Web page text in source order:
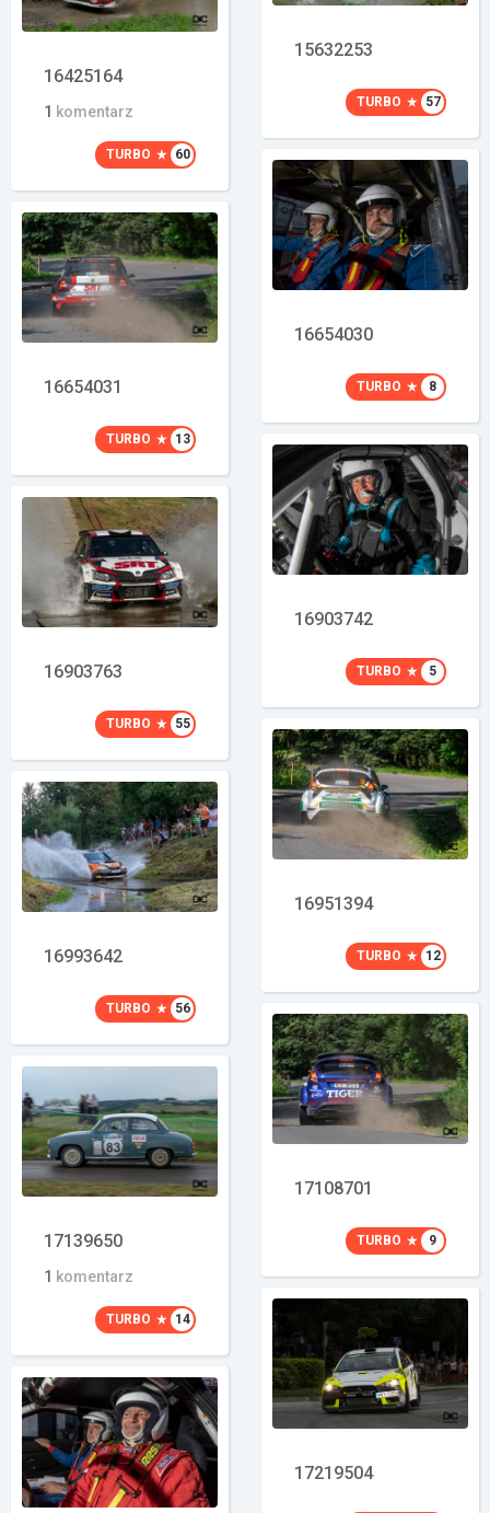
15632253
TURBO 57
16654030
TURBO 8
16903742
TURBO 5
16951394
TURBO 12
17108701
TURBO 9
17219504
16425164
1 komentarz
TURBO 60
16654031
TURBO 13
16903763
TURBO 55
16993642
TURBO 56
17139650
1 komentarz
TURBO 14